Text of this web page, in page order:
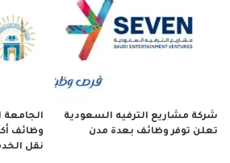
شركة مشاريع الترفيه السعودية
تعلن توفر وظائف بعدة مدن
الجامعة
وظائف
نقل